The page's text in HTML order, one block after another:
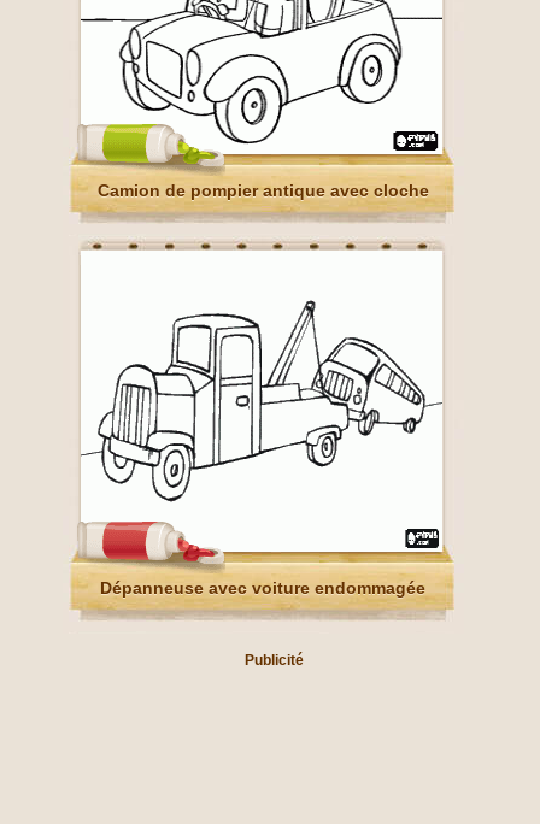
Camion de pompier antique avec cloche
Dépanneuse avec voiture endommagée
Publicité